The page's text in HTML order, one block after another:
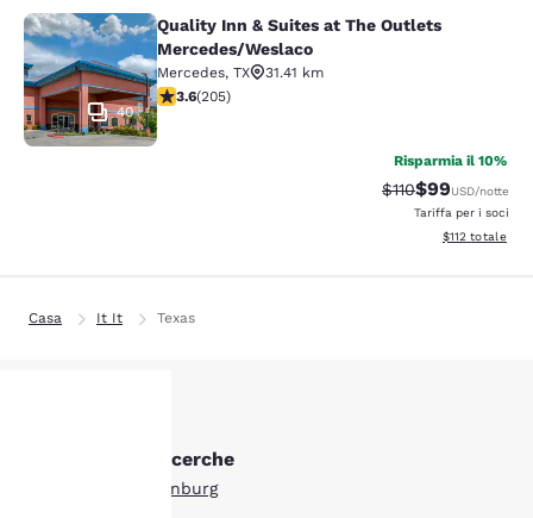
Quality Inn & Suites at The Outlets
40
Quality Inn & Suites at The Outlets
Mercedes/Weslaco
Mercedes, TX
31.41 km
Valutazione di 3.56 stelle. Buono. 205 recensioni
3.6(205)
Risparmia il 10%
Tariffa di
$110Tariffa
$99USD/notte
Tariffa per i soci
Visualizza i
$112 totale
Casa It It Texas
Altre Edinburg ricerche
Tutti gli hotel a Edinburg